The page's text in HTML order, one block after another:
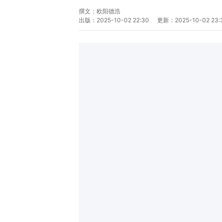
撰文： 欧阳德浩
出版： 2025-10-02 22:30 更新： 2025-10-02